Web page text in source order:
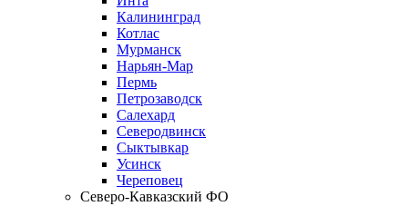
Калининград
Котлас
Мурманск
Нарьян-Мар
Пермь
Петрозаводск
Салехард
Северодвинск
Сыктывкар
Усинск
Череповец
Северо-Кавказский ФО